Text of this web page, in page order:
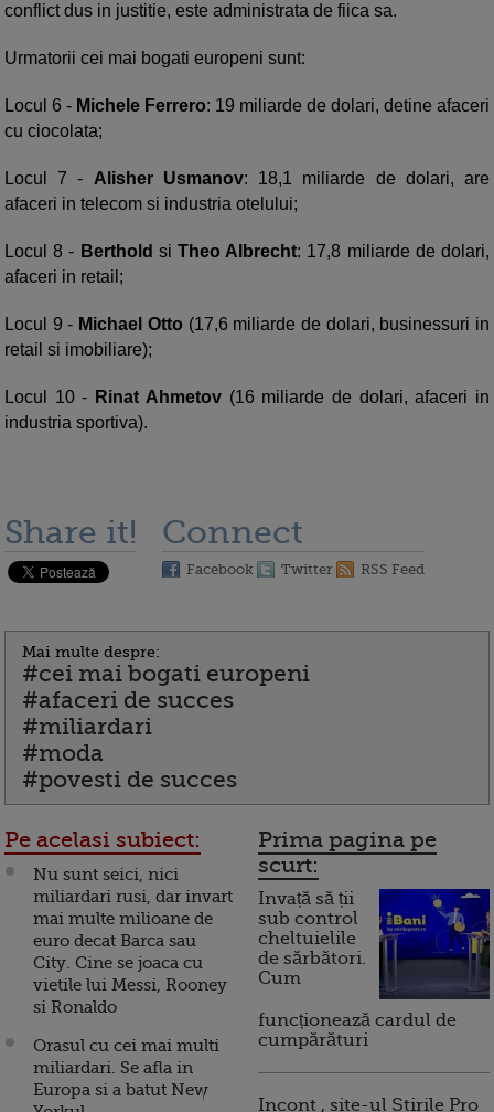
conflict dus in justitie, este administrata de fiica sa.
Urmatorii cei mai bogati europeni sunt:
Locul 6 - Michele Ferrero: 19 miliarde de dolari, detine afaceri
cu ciocolata;
Locul 7 - Alisher Usmanov: 18,1 miliarde de dolari, are
afaceri in telecom si industria otelului;
Locul 8 - Berthold siTheo Albrecht: 17,8 miliarde de dolari,
afaceri in retail;
Locul 9 - Michael Otto (17,6 miliarde de dolari, businessuri in
retail si imobiliare);
Locul 10 - Rinat Ahmetov(16 miliarde de dolari, afaceri in
industria sportiva).
Share it! Connect
Facebook Twitter RSS Feed
Mai multe despre:
#cei mai bogati europeni
#afaceri de succes
#miliardari
#moda
#povesti de succes
Pe acelasi subiect:
Nu sunt seici, nici
miliardari rusi, dar invart
mai multe milioane de
euro decat Barca sau
City. Cine se joaca cu
vietile lui Messi, Rooney
si Ronaldo
Orasul cu cei mai multi
miliardari. Se afla in
Europa si a batut New
Prima pagina pe
scurt:
Invață să ții
sub control
cheltuielile
de sărbători.
Cum
funcționează cardul de
cumpărături
Incont , site-ul Știrile Pro